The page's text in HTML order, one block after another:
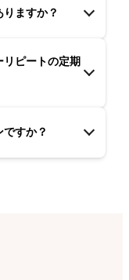
ますか？
ピートの定期
すか？